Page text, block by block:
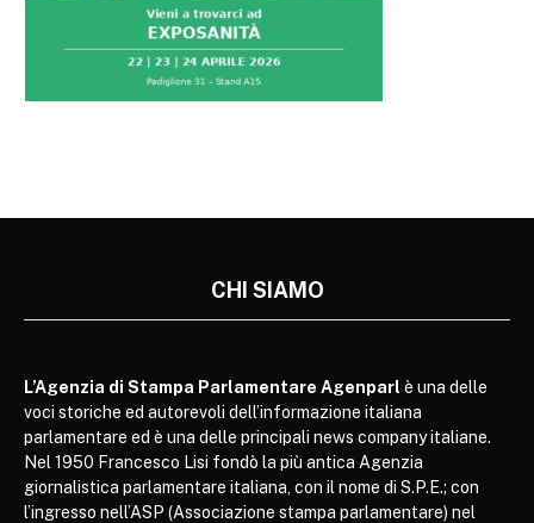
CHI SIAMO
L’Agenzia di Stampa Parlamentare Agenparl è una delle
voci storiche ed autorevoli dell’informazione italiana
parlamentare ed è una delle principali news company italiane.
Nel 1950 Francesco Lisi fondò la più antica Agenzia
giornalistica parlamentare italiana, con il nome di S.P.E.; con
l’ingresso nell’ASP (Associazione stampa parlamentare) nel